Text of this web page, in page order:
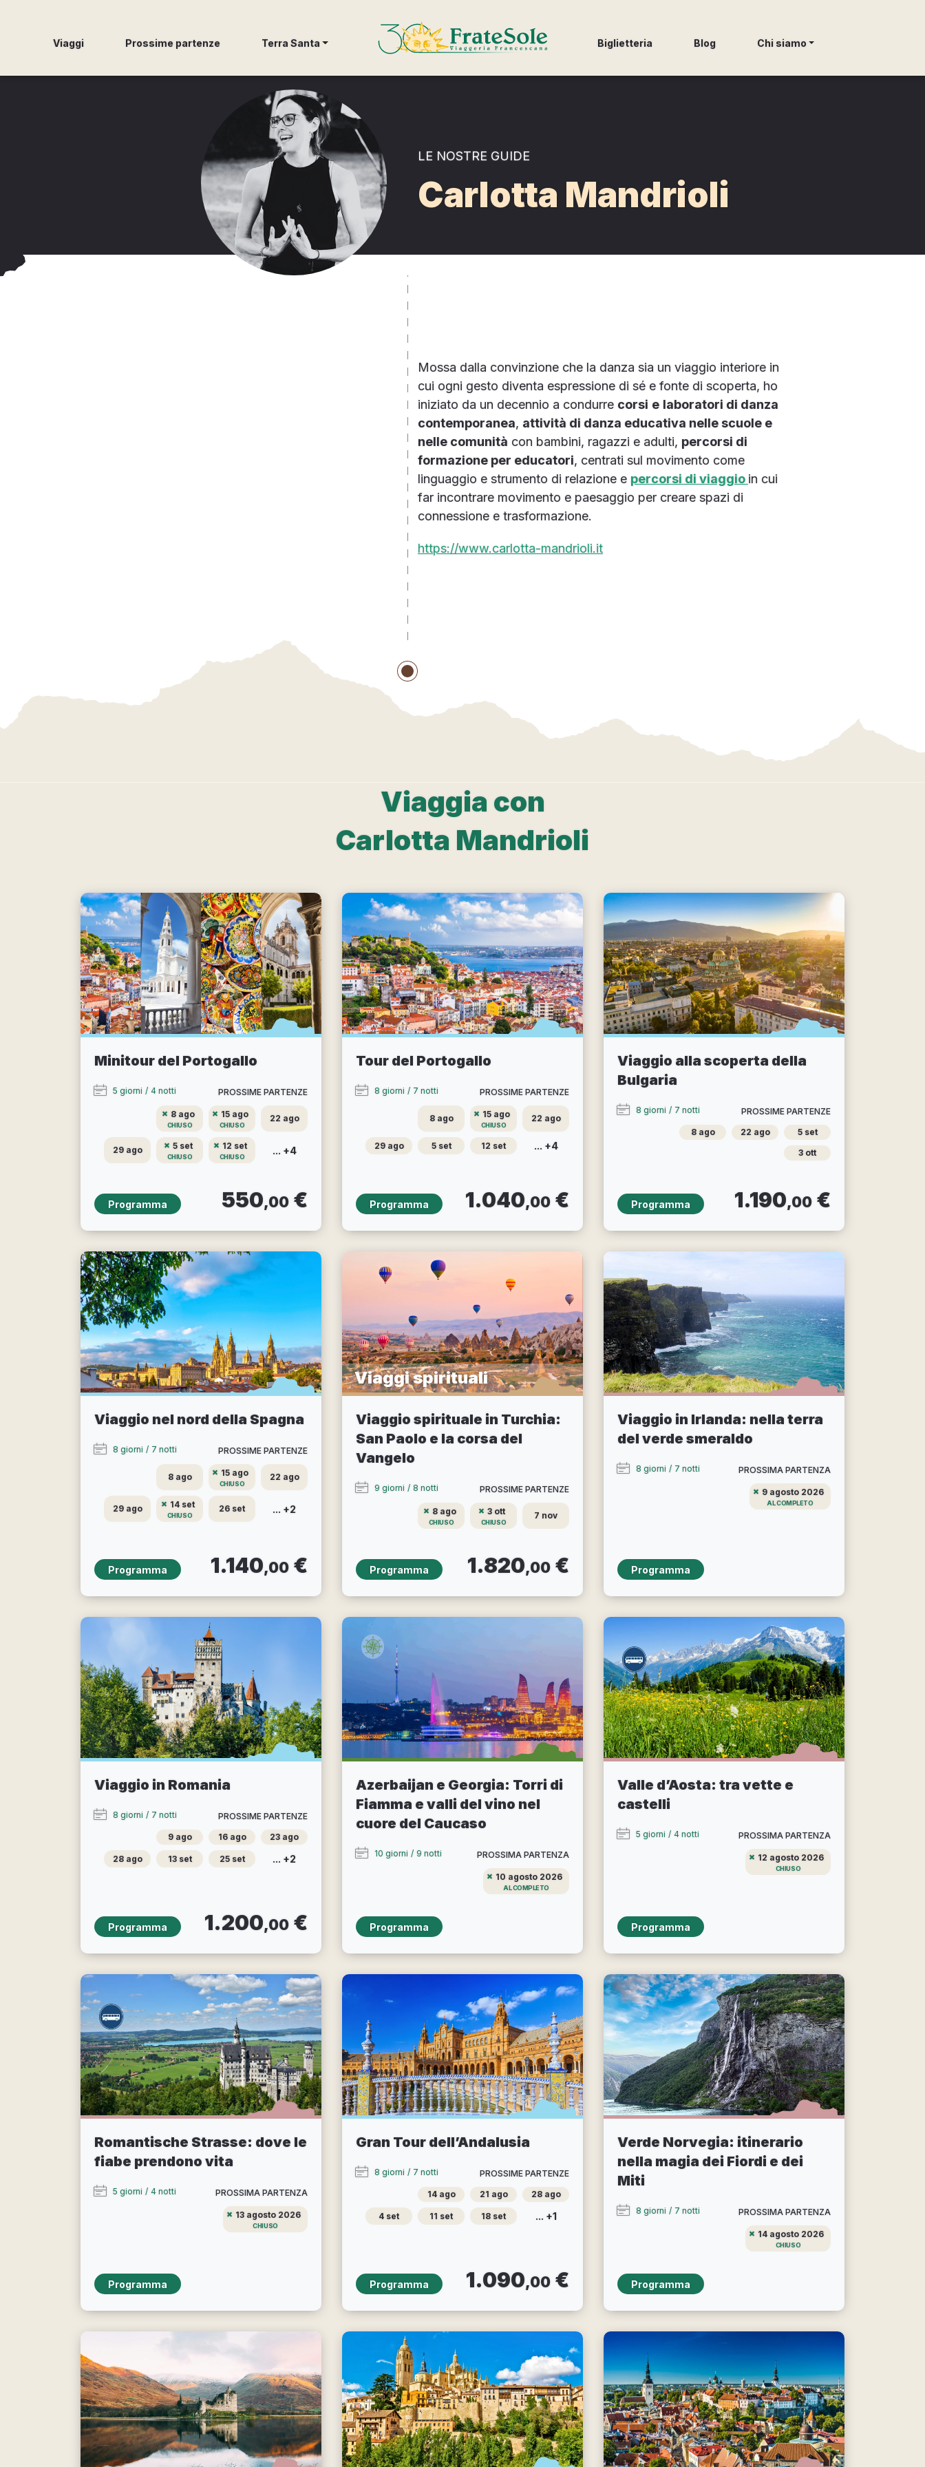
Viaggi Prossime partenze Terra Santa
FrateSole Viaggeria Francescana
Biglietteria Blog Chi siamo
LE NOSTRE GUIDE
Carlotta Mandrioli
Mossa dalla convinzione che la danza sia un viaggio interiore in
cui ogni gesto diventa espressione di sé e fonte di scoperta, ho
iniziato da un decennio a condurre corsi e laboratori di danza
contemporanea, attività di danza educativa nelle scuole e
nelle comunità con bambini, ragazzi e adulti, percorsi di
formazione per educatori, centrati sul movimento come
linguaggio e strumento di relazione e percorsi di viaggio in cui
far incontrare movimento e paesaggio per creare spazi di
connessione e trasformazione.
https://www.carlotta-mandrioli.it
Viaggia con
Carlotta Mandrioli
Minitour del Portogallo
5 giorni / 4 notti PROSSIME PARTENZE
8 ago
CHIUSO
15 ago
CHIUSO
22 ago
29 ago 5 set
CHIUSO
12 set
CHIUSO
... +4
Programma 550,00 €
Tour del Portogallo
8 giorni / 7 notti PROSSIME PARTENZE
8 ago 15 ago
CHIUSO
22 ago
29 ago 5 set 12 set ... +4
Programma 1.040,00 €
Viaggio alla scoperta della
Bulgaria
8 giorni / 7 notti
PROSSIME PARTENZE
8 ago
22 ago
5 set
3 ott
Programma 1.190,00 €
Viaggio nel nord della Spagna
8 giorni / 7 notti PROSSIME PARTENZE
8 ago 15 ago
CHIUSO
22 ago
29 ago 14 set
CHIUSO
26 set ... +2
Programma 1.140,00 €
Viaggi spirituali
Viaggio spirituale in Turchia:
San Paolo e la corsa del
Vangelo
9 giorni / 8 notti PROSSIME PARTENZE
8 ago
CHIUSO
3 ott
CHIUSO
7 nov
Programma 1.820,00 €
Viaggio in Irlanda: nella terra
del verde smeraldo
8 giorni / 7 notti PROSSIMA PARTENZA
9 agosto 2026
AL COMPLETO
Programma
Viaggio in Romania
8 giorni / 7 notti
PROSSIME PARTENZE
9 ago
16 ago 23 ago
28 ago 13 set 25 set ... +2
Programma 1.200,00 €
Azerbaijan e Georgia: Torri di
Fiamma e valli del vino nel
cuore del Caucaso
10 giorni / 9 notti PROSSIMA PARTENZA
10 agosto 2026
AL COMPLETO
Programma
Valle d’Aosta: tra vette e
castelli
5 giorni / 4 notti PROSSIMA PARTENZA
12 agosto 2026
CHIUSO
Programma
Romantische Strasse: dove le
fiabe prendono vita
5 giorni / 4 notti PROSSIMA PARTENZA
13 agosto 2026
CHIUSO
Programma
Gran Tour dell’Andalusia
8 giorni / 7 notti
PROSSIME PARTENZE
14 ago
21 ago 28 ago
4 set 11 set 18 set ... +1
Programma 1.090,00 €
Verde Norvegia: itinerario
nella magia dei Fiordi e dei
Miti
8 giorni / 7 notti PROSSIMA PARTENZA
14 agosto 2026
CHIUSO
Programma